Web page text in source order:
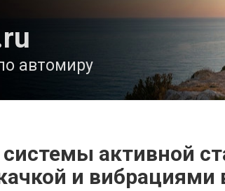
автомиру
активной
и